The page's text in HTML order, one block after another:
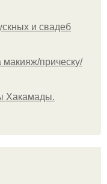
и свадеб
прическу/
Хакамады.